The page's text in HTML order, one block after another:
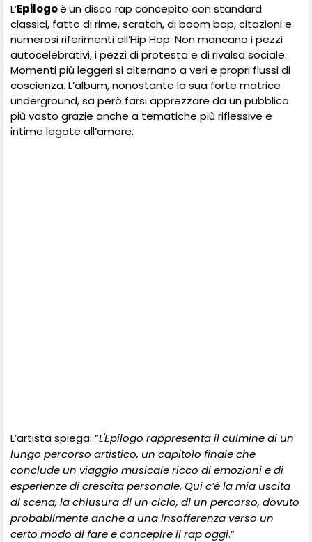
L’Epilogoèun disco rap concepito con standard
classici, fatto di rime, scratch, di boom bap, citazioni e
numerosi riferimenti all’Hip Hop. Non mancano i pezzi
autocelebrativi, i pezzi di protesta e di rivalsa sociale.
Momenti più leggeri si alternano a veri e propri flussi di
coscienza. L’album, nonostante la sua forte matrice
underground, sa però farsi apprezzare da un pubblico
più vasto grazie anche a tematiche più riflessive e
intime legate all’amore.
L’artista spiega: “L'Epilogo rappresenta il culmine di un
lungo percorso artistico, un capitolo finale che
conclude un viaggio musicale ricco di emozioni e di
esperienze di crescita personale. Qui c’èla mia uscita
di scena, la chiusura di un ciclo, di un percorso, dovuto
probabilmente anche a una insofferenza verso un
certo modo di fare e concepire il rap oggi.”